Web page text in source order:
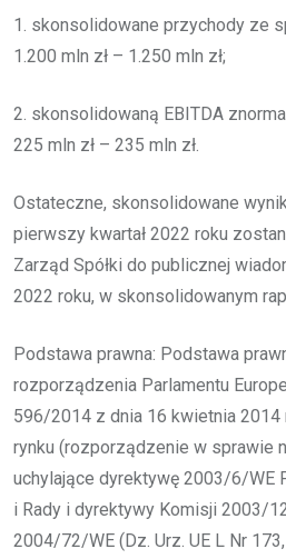
1. skonsolidowane przychody ze
1.200 mln zł – 1.250 mln zł;
2. skonsolidowaną EBITDA
225 mln zł – 235 mln zł.
Ostateczne, skonsolidowane
pierwszy kwartał 2022 roku
Zarząd Spółki do publicznej
2022 roku, w skonsolidowanym
Podstawa prawna: Podstawa
rozporządzenia Parlamentu
596/2014 z dnia 16 kwietnia 2014
rynku (rozporządzenie w sprawie
uchylające dyrektywę 2003/6/WE
i Rady i dyrektywy Komisji 2003/
2004/72/WE (Dz. Urz. UE L Nr 173,